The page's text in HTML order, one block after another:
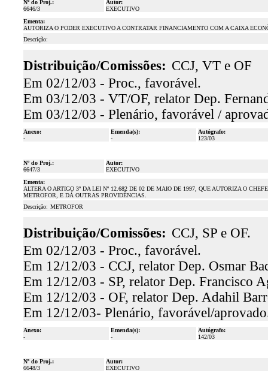
Nº do Proj.:
6646/3
Autor:
EXECUTIVO
Ementa:
AUTORIZA O PODER EXECUTIVO A CONTRATAR FINANCIAMENTO COM A CAIXA
Descrição:
Distribuição/Comissões: CCJ, VT e OF
Em 02/12/03 - Proc., favorável.
Em 03/12/03 - VT/OF, relator Dep.
Em 03/12/03 - Plenário, favorável /
Anexo:
-
Emenda(s):
-
Autógrafo:
123/03
Nº do Proj.:
6647/3
Autor:
EXECUTIVO
Ementa:
ALTERA O ARTIGO 3º DA LEI Nº 12.682 DE 02 DE MAIO DE 1997, QUE AUTORIZA O
METROFOR, E DÁ OUTRAS PROVIDÊNCIAS.
Descrição: METROFOR
Distribuição/Comissões: CCJ, SP e OF.
Em 02/12/03 - Proc., favorável.
Em 12/12/03 - CCJ, relator Dep. Osmar
Em 12/12/03 - SP, relator Dep. Francisco
Em 12/12/03 - OF, relator Dep. Adahil
Em 12/12/03- Plenário, favorável/
Anexo:
-
Emenda(s):
-
Autógrafo:
142/03
Nº do Proj.:
6648/3
Autor:
EXECUTIVO